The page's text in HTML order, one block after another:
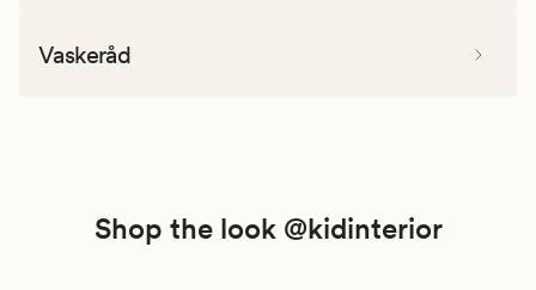
Vaskeråd
Shop the look @kidinterior